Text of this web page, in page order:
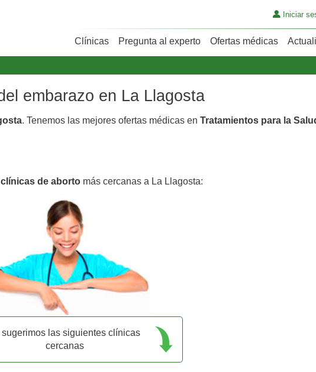
Iniciar
Clínicas Pregunta al experto Ofertas médicas
embarazo en La Llagosta
. Tenemos las mejores ofertas médicas en Tratamientos para la
clínicas de aborto más cercanas a La Llagosta:
sugerimos las siguientes clínicas
cercanas